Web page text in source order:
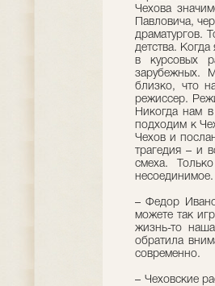
Чехова
Павловича,
драматургов.
детства.
в курсовых
зарубежных.
близко, что
режиссер.
Никогда нам
подходим к
Чехов и
трагедия – и
смеха.
несоединимое.
– Федор
можете так
жизнь-то
обратила
современно.
– Чеховские